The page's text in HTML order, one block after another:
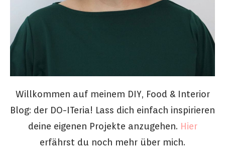
Willkommen auf meinem DIY, Food & Interior
Blog: der DO-ITeria! Lass dich einfach inspirieren
deine eigenen Projekte anzugehen. Hier
erfährst du noch mehr über mich.